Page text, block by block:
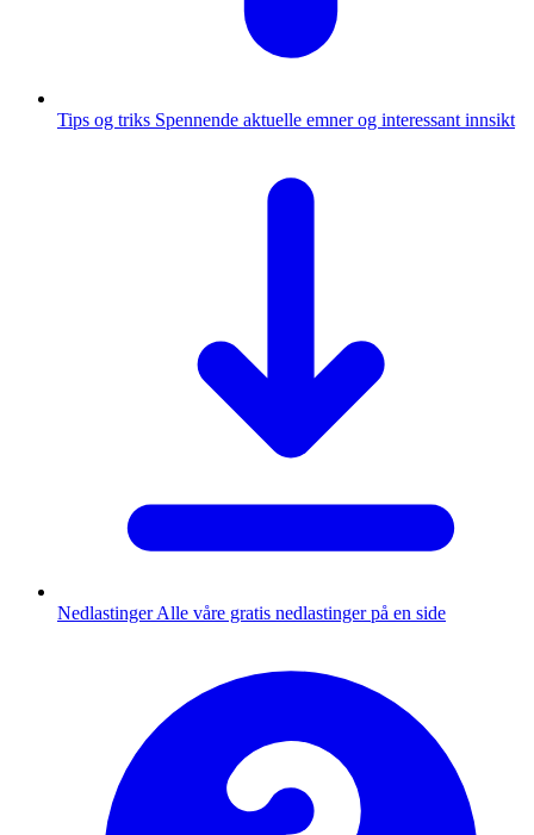
Tips og triks Spennende aktuelle emner og interessant innsikt
Nedlastinger Alle våre gratis nedlastinger på en side